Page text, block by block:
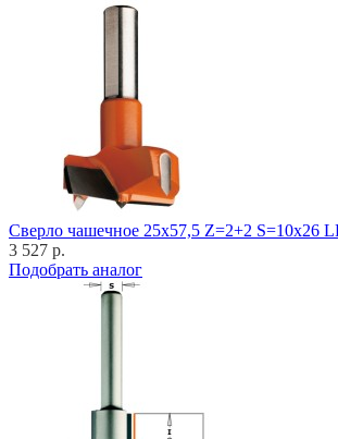
Cверло чашечное 25x57,5 Z=2+2 S=10x26
3 527 р.
Подобрать аналог